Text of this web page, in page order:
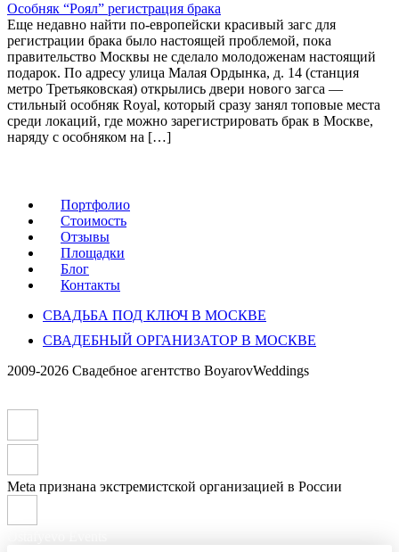
Особняк “Роял” регистрация брака
Еще недавно найти по-европейски красивый загс для
регистрации брака было настоящей проблемой, пока
правительство Москвы не сделало молодоженам настоящий
подарок. По адресу улица Малая Ордынка, д. 14 (станция
метро Третьяковская) открылись двери нового загса —
стильный особняк Royal, который сразу занял топовые места
среди локаций, где можно зарегистрировать брак в Москве,
наряду с особняком на […]
Портфолио
Стоимость
Отзывы
Площадки
Блог
Контакты
СВАДЬБА ПОД КЛЮЧ В МОСКВЕ
СВАДЕБНЫЙ ОРГАНИЗАТОР В МОСКВЕ
2009-2026 Свадебное агентство BoyarovWeddings
Meta признана экстремистской организацией в России